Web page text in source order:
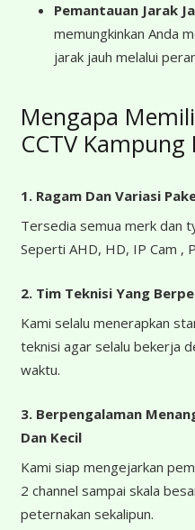
Pemantauan Jarak
memungkinkan Anda
jarak jauh melalui
Mengapa
CCTV Kampung
1. Ragam Dan Variasi
Tersedia semua merk dan
Seperti AHD, HD, IP Cam ,
2. Tim Teknisi Yang
Kami selalu menerapkan
teknisi agar selalu bekerja
waktu.
3. Berpengalaman
Dan Kecil
Kami siap mengejarkan
2 channel sampai skala
peternakan sekalipun.